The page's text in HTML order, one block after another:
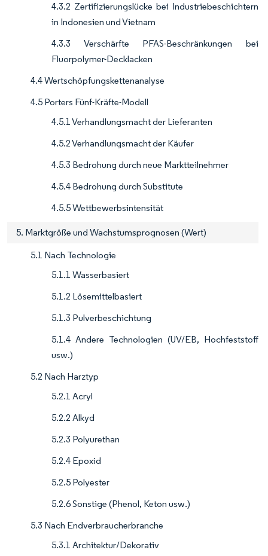
4.3.2 Zertifizierungslücke bei Industriebeschichtern
in Indonesien und Vietnam
4.3.3 Verschärfte PFAS-Beschränkungen bei
Fluorpolymer-Decklacken
4.4 Wertschöpfungskettenanalyse
4.5 Porters Fünf-Kräfte-Modell
4.5.1 Verhandlungsmacht der Lieferanten
4.5.2 Verhandlungsmacht der Käufer
4.5.3 Bedrohung durch neue Marktteilnehmer
4.5.4 Bedrohung durch Substitute
4.5.5 Wettbewerbsintensität
5. Marktgröße und Wachstumsprognosen (Wert)
5.1 Nach Technologie
5.1.1 Wasserbasiert
5.1.2 Lösemittelbasiert
5.1.3 Pulverbeschichtung
5.1.4 Andere Technologien (UV/EB, Hochfeststoff
usw.)
5.2 Nach Harztyp
5.2.1 Acryl
5.2.2 Alkyd
5.2.3 Polyurethan
5.2.4 Epoxid
5.2.5 Polyester
5.2.6 Sonstige (Phenol, Keton usw.)
5.3 Nach Endverbraucherbranche
5.3.1 Architektur/Dekorativ